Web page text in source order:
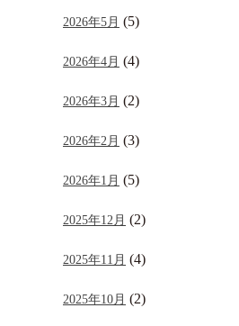
2026年5月 (5)
2026年4月 (4)
2026年3月 (2)
2026年2月 (3)
2026年1月 (5)
2025年12月 (2)
2025年11月 (4)
2025年10月 (2)